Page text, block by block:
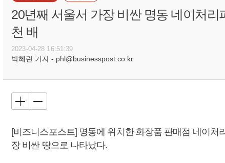
20년째 서울서 가장 비싼 명동 네이처리
천 배
2023-04-28 16:51:39
박혜린 기자 - phl@businesspost.co.kr
[비즈니스포스트] 명동에 위치한 화장품 판매점 네이처
장 비싼 땅으로 나타났다.